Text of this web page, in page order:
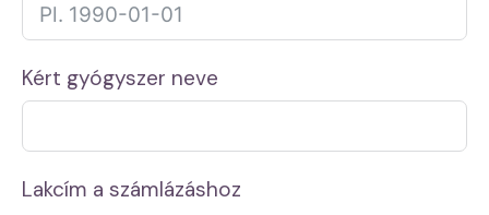
Kért gyógyszer neve
Lakcím a számlázáshoz